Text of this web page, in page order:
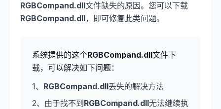
RGBCompand.dll文件缺失的原因。您可以下载
RGBCompand.dll，即可修复此类问题。
系统提供的这个RGBCompand.dll文件下
载，可以解决如下问题：
1、 RGBCompand.dll丢失的解决方法
2、由于找不到 RGBCompand.dll无法继续执